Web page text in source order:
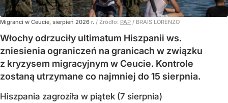
Migranci w Ceucie, sierpień 2026 r. / Źródło: PAP / BRAIS LORENZO
Włochy odrzuciły ultimatum Hiszpanii ws.
zniesienia ograniczeń na granicach w związku
z kryzysem migracyjnym w Ceucie. Kontrole
zostaną utrzymane co najmniej do 15 sierpnia.
Hiszpania zagroziła w piątek (7 sierpnia)